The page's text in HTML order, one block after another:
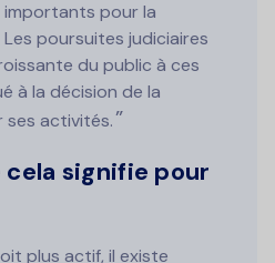
importants pour la
poursuites judiciaires
du public à ces
à la décision de la
ses activités.
signifie pour
plus actif, il existe